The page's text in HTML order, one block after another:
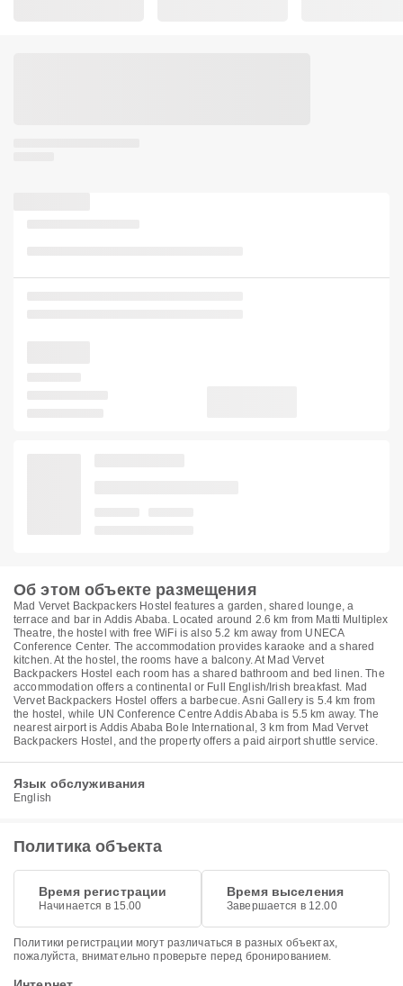
Об этом объекте размещения
Mad Vervet Backpackers Hostel features a garden, shared lounge, a
terrace and bar in Addis Ababa. Located around 2.6 km from Matti Multiplex
Theatre, the hostel with free WiFi is also 5.2 km away from UNECA
Conference Center. The accommodation provides karaoke and a shared
kitchen. At the hostel, the rooms have a balcony. At Mad Vervet
Backpackers Hostel each room has a shared bathroom and bed linen. The
accommodation offers a continental or Full English/Irish breakfast. Mad
Vervet Backpackers Hostel offers a barbecue. Asni Gallery is 5.4 km from
the hostel, while UN Conference Centre Addis Ababa is 5.5 km away. The
nearest airport is Addis Ababa Bole International, 3 km from Mad Vervet
Backpackers Hostel, and the property offers a paid airport shuttle service.
Язык обслуживания
English
Политика объекта
Время регистрации
Начинается в 15.00
Время выселения
Завершается в 12.00
Политики регистрации могут различаться в разных объектах,
пожалуйста, внимательно проверьте перед бронированием.